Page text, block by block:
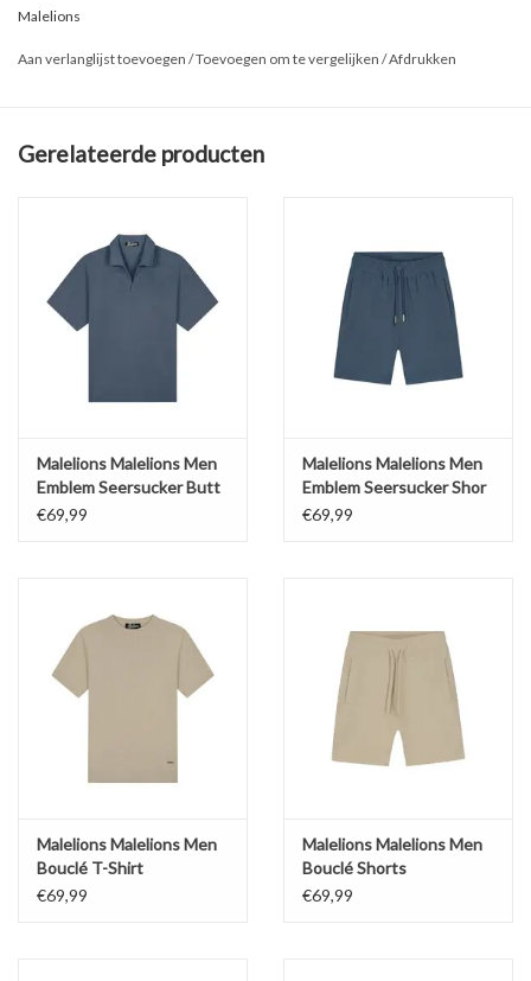
Malelions
Aan verlanglijst toevoegen /Toevoegen om te vergelijken /Afdrukken
Gerelateerde producten
Malelions Malelions Men
Emblem Seersucker Butt
€69,99
Malelions Malelions Men
Emblem Seersucker Shor
€69,99
Malelions Malelions Men
Bouclé T-Shirt
€69,99
Malelions Malelions Men
Bouclé Shorts
€69,99